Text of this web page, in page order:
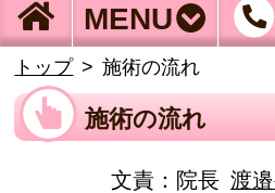
MENU
トップ 施術の流れ
施術の流れ
文責： 院長 渡